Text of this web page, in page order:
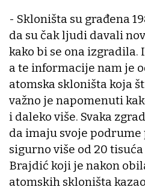
- Skloništa su građena
da su čak ljudi davali
kako bi se ona izgradila.
a te informacije nam je
atomska skloništa koja
važno je napomenuti
i daleko više. Svaka
da imaju svoje podrume
sigurno više od 20
Brajdić koji je nakon
atomskih skloništa